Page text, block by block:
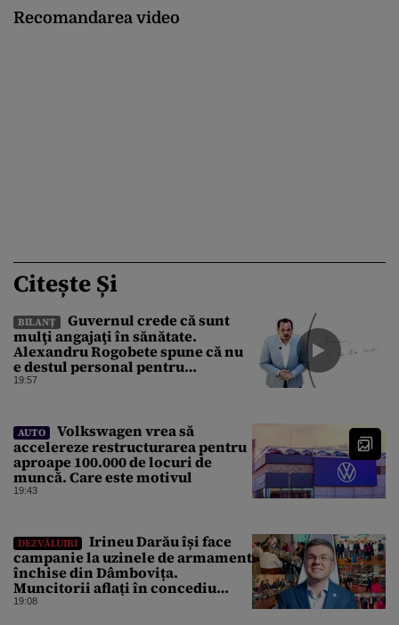
Recomandarea video
Citește Și
BILANȚ
Guvernul crede că sunt
mulţi angajaţi în sănătate.
Alexandru Rogobete spune că nu
e destul personal pentru
combaterea infecţiilor
19:57
AUTO
Volkswagen vrea să
accelereze restructurarea pentru
aproape 100.000 de locuri de
muncă. Care este motivul
19:43
DEZVĂLUIRI
Irineu Darău își face
campanie la uzinele de armament
închise din Dâmbovița.
Muncitorii aflați în concediu
forțat din cauza lipsei comenzilor
19:08